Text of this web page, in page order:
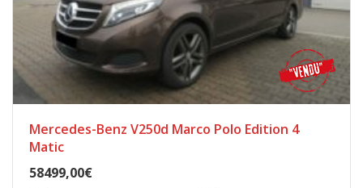
Mercedes-Benz V250d Marco Polo Edition 4
Matic
58499,00€